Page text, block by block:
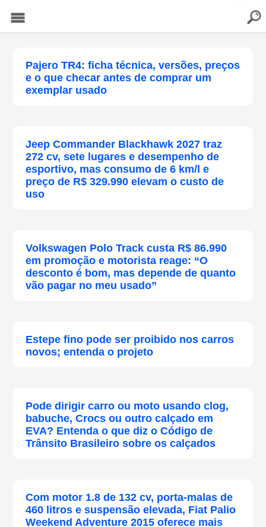
Pajero TR4: ficha técnica, versões, preços
e o que checar antes de comprar um
exemplar usado
Jeep Commander Blackhawk 2027 traz
272 cv, sete lugares e desempenho de
esportivo, mas consumo de 6 km/l e
preço de R$ 329.990 elevam o custo de
uso
Volkswagen Polo Track custa R$ 86.990
em promoção e motorista reage: “O
desconto é bom, mas depende de quanto
vão pagar no meu usado”
Estepe fino pode ser proibido nos carros
novos; entenda o projeto
Pode dirigir carro ou moto usando clog,
babuche, Crocs ou outro calçado em
EVA? Entenda o que diz o Código de
Trânsito Brasileiro sobre os calçados
Com motor 1.8 de 132 cv, porta-malas de
460 litros e suspensão elevada, Fiat Palio
Weekend Adventure 2015 oferece mais